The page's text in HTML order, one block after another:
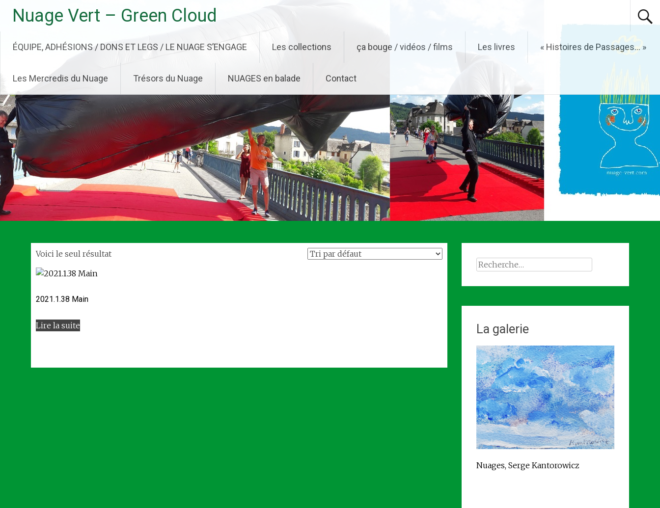
contenu
principal
Nuage Vert – Green Cloud
ÉQUIPE, ADHÉSIONS / DONS ET LEGS / LE NUAGE S’ENGAGE Les collections ça bouge / vidéos / films Les livres « Histoires de Passages… »
Les Mercredis du Nuage Trésors du Nuage NUAGES en balade Contact
Voici le seul résultat
2021.1.38 Main
Lire la suite
Rechercher :
La galerie
Nuages, Serge Kantorowicz